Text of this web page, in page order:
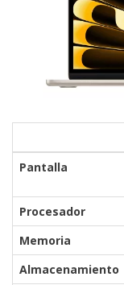
Pantalla
Procesador
Memoria
Almacenamiento